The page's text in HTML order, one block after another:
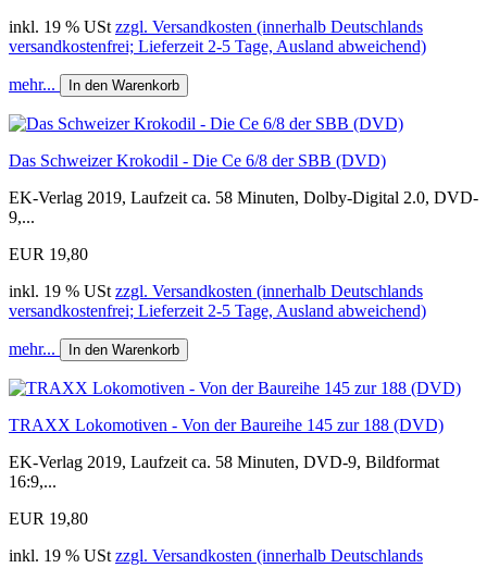
inkl. 19 % USt zzgl. Versandkosten (innerhalb Deutschlands
versandkostenfrei; Lieferzeit 2-5 Tage, Ausland abweichend)
mehr... In den Warenkorb
Das Schweizer Krokodil - Die Ce 6/8 der SBB (DVD)
EK-Verlag 2019, Laufzeit ca. 58 Minuten, Dolby-Digital 2.0, DVD-
9,...
EUR 19,80
inkl. 19 % USt zzgl. Versandkosten (innerhalb Deutschlands
versandkostenfrei; Lieferzeit 2-5 Tage, Ausland abweichend)
mehr... In den Warenkorb
TRAXX Lokomotiven - Von der Baureihe 145 zur 188 (DVD)
EK-Verlag 2019, Laufzeit ca. 58 Minuten, DVD-9, Bildformat
16:9,...
EUR 19,80
inkl. 19 % USt zzgl. Versandkosten (innerhalb Deutschlands